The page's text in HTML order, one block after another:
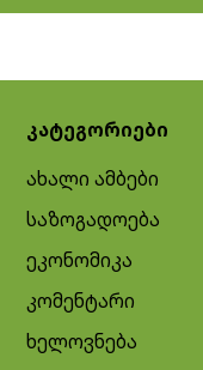
კატეგორიები
ახალი ამბები
საზოგადოება
ეკონომიკა
კომენტარი
ხელოვნება